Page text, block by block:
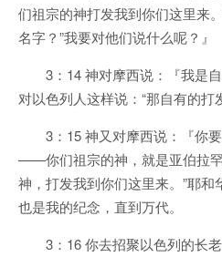
们祖宗的神打发我到你们这里来
名字？”我要对他们说什么呢？』
3：14 神对摩西说：『我是
对以色列人这样说：“那自有的打
3：15 神又对摩西说：『你
——你们祖宗的神，就是亚伯拉
神，打发我到你们这里来。”耶
也是我的纪念，直到万代。
3：16 你去招聚以色列的长